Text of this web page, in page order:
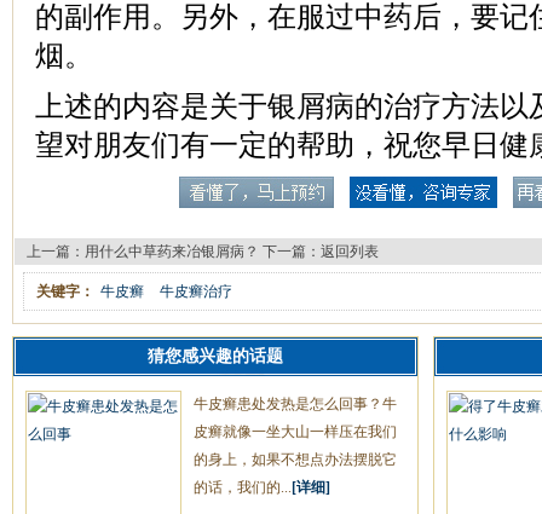
的副作用。另外，在服过中药后，要记
烟。
上述的内容是关于银屑病的治疗方法
望对朋友们有一定的帮助，祝您早日健
上一篇： 用什么中草药来冶银屑病？ 下一篇： 返回列表
关键字： 牛皮癣 牛皮癣治疗
猜您感兴趣的话题
牛皮癣患处发热是怎么回事？牛
皮癣就像一坐大山一样压在我们
的身上，如果不想点办法摆脱它
的话，我们的... [详细]